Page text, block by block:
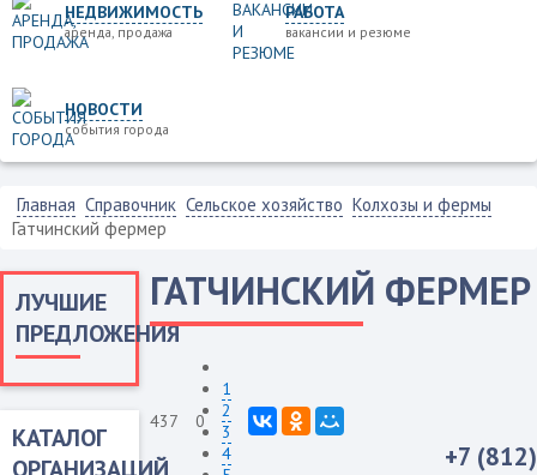
НЕДВИЖИМОСТЬ
аренда, продажа
РАБОТА
вакансии и резюме
НОВОСТИ
события города
Главная Справочник Сельское хозяйство Колхозы и фермы
Гатчинский фермер
ЛУЧШИЕ
ПРЕДЛОЖЕНИЯ
КАТАЛОГ
ОРГАНИЗАЦИЙ
ГАТЧИНСКИЙ ФЕРМЕР
437 0
1
2
3
4
+7 (812)